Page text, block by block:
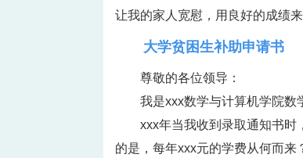
让我的家人宽慰，用良好的成绩
大学贫困生补助申请书
尊敬的各位领导：
我是xxx数学与计算机学院数
xxx年当我收到录取通知书时
的是，每年xxx元的学费从何而